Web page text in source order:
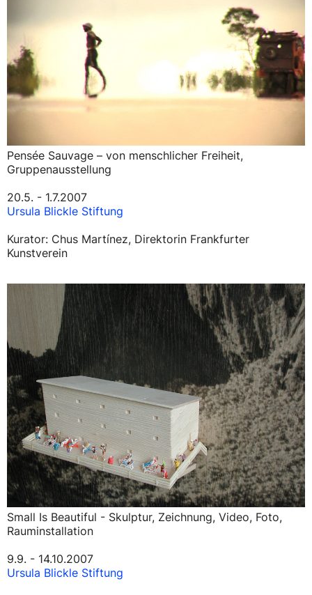
Pensée Sauvage – von menschlicher Freiheit,
Gruppenausstellung
20.5. - 1.7.2007
Ursula Blickle Stiftung
Kurator: Chus Martínez, Direktorin Frankfurter
Kunstverein
Small Is Beautiful - Skulptur, Zeichnung, Video, Foto,
Rauminstallation
9.9. - 14.10.2007
Ursula Blickle Stiftung